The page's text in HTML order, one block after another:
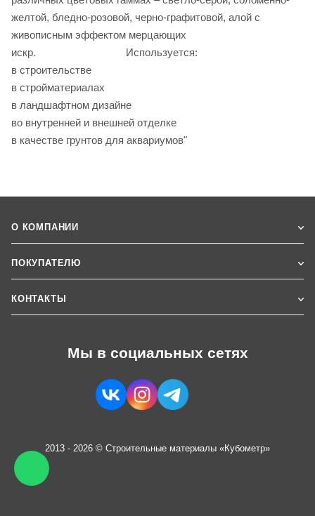
желтой, бледно-розовой, черно-графитовой, алой с
живописным эффектом мерцающих
искр. Используется:
в строительстве
в стройматериалах
в ландшафтном дизайне
во внутренней и внешней отделке
в качестве грунтов для аквариумов"
О КОМПАНИИ
ПОКУПАТЕЛЮ
КОНТАКТЫ
Мы в социальных сетях
2013 - 2026 © Строительные материалы «Кубометр»